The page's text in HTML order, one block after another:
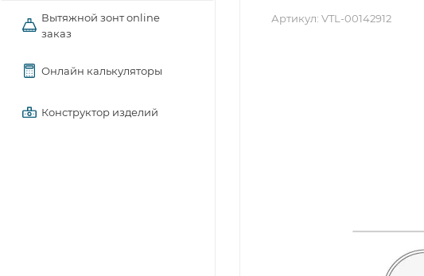
Вытяжной зонт online
заказ
Онлайн калькуляторы
Конструктор изделий
Артикул: VTL-00142912